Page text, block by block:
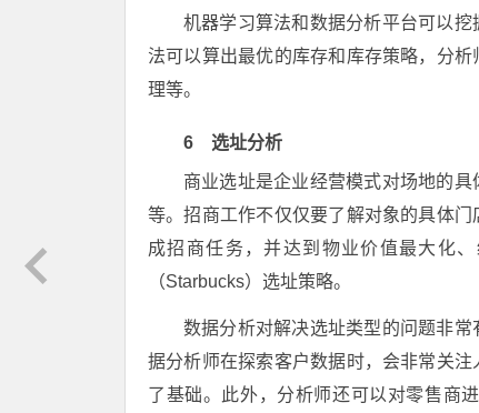
机器学习算法和数据分析平台可以
法可以算出最优的库存和库存策略，分
理等。
6 选址分析
商业选址是企业经营模式对场地的
等。招商工作不仅仅要了解对象的具体
成招商任务，并达到物业价值最大化
（Starbucks）选址策略。
数据分析对解决选址类型的问题非
据分析师在探索客户数据时，会非常关
了基础。此外，分析师还可以对零售商